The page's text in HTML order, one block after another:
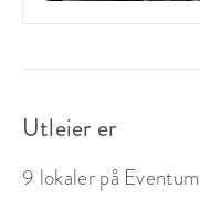
Utleier er
9 lokaler på Eventum